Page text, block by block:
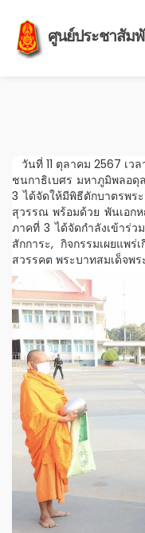
ศูนย์ประชาสัม
วันที่ 11 ตุลาคม 2567 เ
ชนกาธิเบศร มหาภูมิพลอดุ
3 ได้จัดให้มีพิธีตักบาตรพร
สุวรรณ พร้อมด้วย พันเอก
ภาคที่ 3 ได้จัดกำลังเข้าร่
สักการะ, กิจกรรมเผยแพ
สวรรคต พระบาทสมเด็จพ